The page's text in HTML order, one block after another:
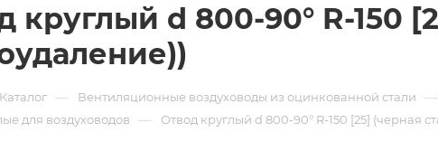
круглый d 800-90° R-150
Каталог — Вентиляционные воздуховоды из оцинкованной стали —
для воздуховодов — Отвод круглый d 800-90° R-150 [25] (черная